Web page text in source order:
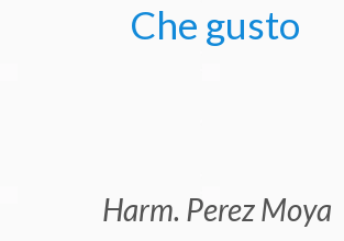
Che gusto
Harm. Perez Moya